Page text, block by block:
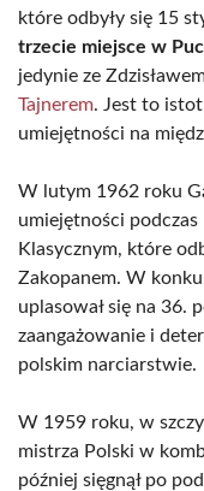
które odbyły się 15
trzecie miejsce w
jedynie ze
Tajnerem. Jest to
umiejętności na
W lutym 1962 roku
umiejętności
Klasycznym, które
Zakopanem. W
uplasował się na 36.
zaangażowanie i
polskim narciarstwie.
W 1959 roku, w
mistrza Polski w
później sięgnął po